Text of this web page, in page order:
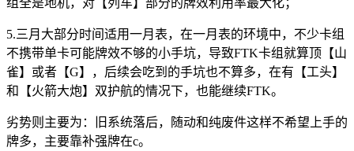
5.三月大部分时间适用一月表，在一月表的环境中，不少卡组
不携带单卡可能牌效不够的小手坑，导致FTK卡组就算顶【山
雀】或者【G】，后续会吃到的手坑也不算多，在有【工头】
和【火箭大炮】双护航的情况下，也能继续FTK。
劣势则主要为：旧系统落后，随动和纯废件这样不希望上手的
牌多，主要靠补强牌在c。